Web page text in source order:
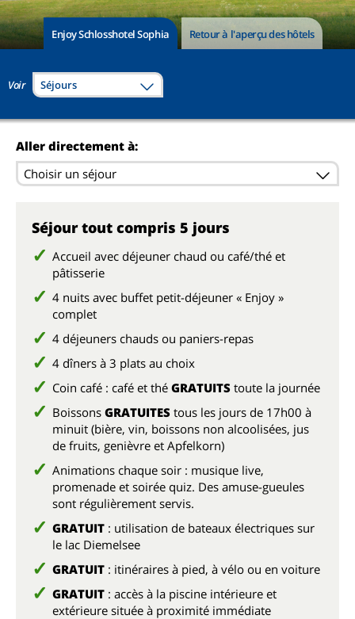
Enjoy Schlosshotel Sophia Retour à l'aperçu des hôtels
Voir Séjours
Aller directement à:
Choisir un séjour
Séjour tout compris 5 jours
Accueil avec déjeuner chaud ou café/thé et
pâtisserie
4 nuits avec buffet petit-déjeuner « Enjoy »
complet
4 déjeuners chauds ou paniers-repas
4 dîners à 3 plats au choix
Coin café : café et thé GRATUITS toute la journée
Boissons GRATUITES tous les jours de 17h00 à
minuit (bière, vin, boissons non alcoolisées, jus
de fruits, genièvre et Apfelkorn)
Animations chaque soir : musique live,
promenade et soirée quiz. Des amuse-gueules
sont régulièrement servis.
GRATUIT : utilisation de bateaux électriques sur
le lac Diemelsee
GRATUIT : itinéraires à pied, à vélo ou en voiture
GRATUIT : accès à la piscine intérieure et
extérieure située à proximité immédiate